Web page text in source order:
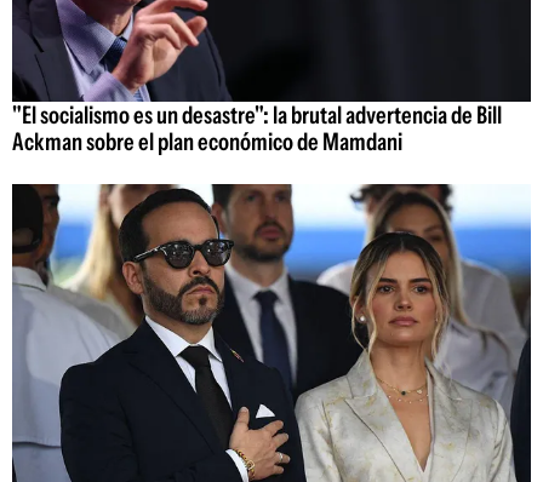
"El socialismo es un desastre": la brutal advertencia de Bill
Ackman sobre el plan económico de Mamdani